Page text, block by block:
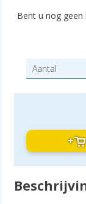
Bent u nog geen